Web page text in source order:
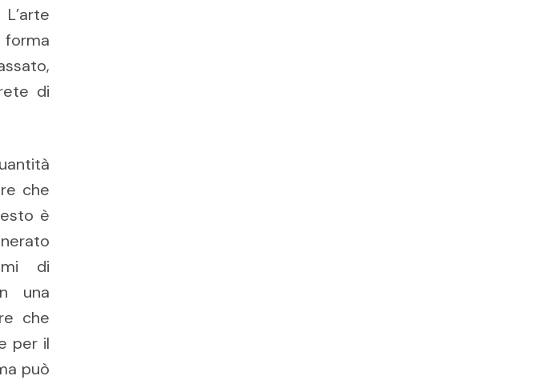
di
che
è
di
una
che
per il
può